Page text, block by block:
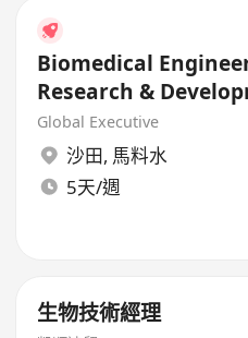
Biomedical
Research &
(Medical Device)
Global Executive
沙田, 馬料水
5天/週
生物技術經理